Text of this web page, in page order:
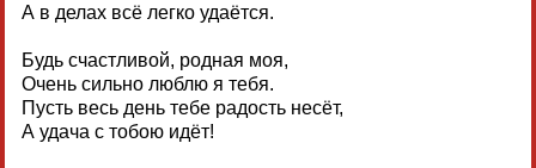
А в делах всё легко удаётся.
Будь счастливой, родная моя,
Очень сильно люблю я тебя.
Пусть весь день тебе радость несёт,
А удача с тобою идёт!